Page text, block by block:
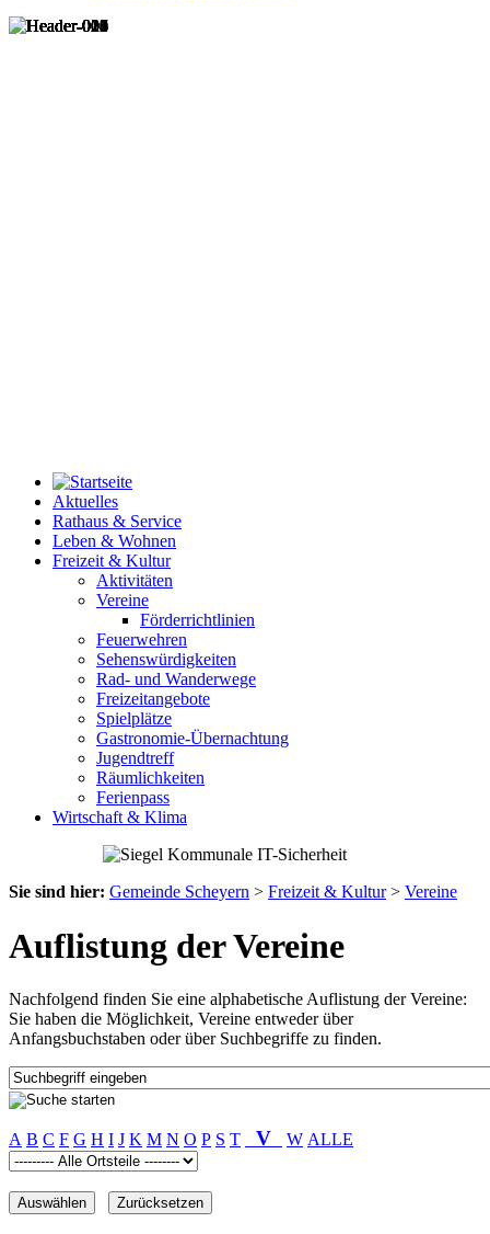
Aktuelles
Rathaus & Service
Leben & Wohnen
Freizeit & Kultur
Aktivitäten
Vereine
Förderrichtlinien
Feuerwehren
Sehenswürdigkeiten
Rad- und Wanderwege
Freizeitangebote
Spielplätze
Gastronomie-Übernachtung
Jugendtreff
Räumlichkeiten
Ferienpass
Wirtschaft & Klima
Sie sind hier: Gemeinde Scheyern > Freizeit & Kultur> Vereine
Auflistung der Vereine
Nachfolgend finden Sie eine alphabetische Auflistung der Vereine:
Sie haben die Möglichkeit, Vereine entweder über
Anfangsbuchstaben oder über Suchbegriffe zu finden.
A B C F G H I J K M N O P S T V W ALLE